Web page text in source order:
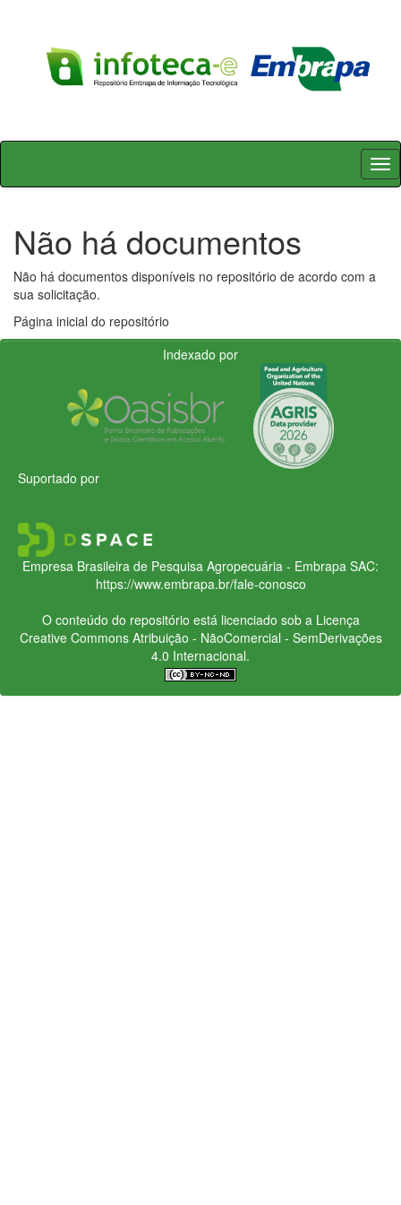
Skip
Não há documentos
Não há documentos disponíveis no repositório de acordo com a
sua solicitação.
Página inicial do repositório
Indexado por
Suportado por
Empresa Brasileira de Pesquisa Agropecuária - Embrapa SAC:
https://www.embrapa.br/fale-conosco
O conteúdo do repositório está licenciado sob a Licença
Creative CommonsAtribuição - NãoComercial - SemDerivações
4.0 Internacional.